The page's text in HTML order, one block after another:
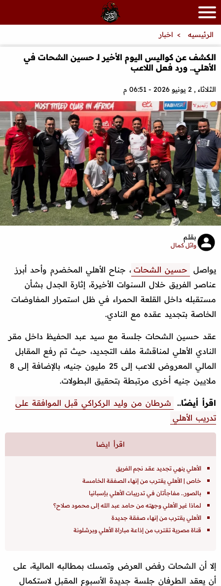
الرئيسيه اخبار
الكشف عن كواليس اليوم الأخير لـ حسين الشحات في
الأهلي.. ورد فعل اللاعب
الثلاثاء , 2 يونيو 2026 - 06:51 م
بقلم
وائل كمال
يواصل حسين الشحات ، جناح الأهلي المخضرم وأحد أبرز
عناصر الفريق خلال السنوات الأخيرة، إثارة الجدل بشأن
مستقبله داخل القلعة الحمراء في ظل استمرار المفاوضات
الخاصة بتجديد عقده مع النادي.
عقد حسين الشحات جلسة مع سيد عبد الحفيظ داخل مقر
النادي الأهلي لمناقشة ملف التجديد، حيث تم رفع المقابل
المالي المعروض للاعب إلى 25 مليون جنيه، بالإضافة إلى 8
ملايين جنيه أخرى مرتبطة بتحقيق البطولات.
اقرأ أيضًا..
شرطان من وليد الركراكي قبل الموافقة على
تدريب الأهلي
الأهلي ينهي تجديد عقد نجم الفريق
خاص | الأهلي يقترب من إنهاء الصفقة الخامسة
بالصور.. مفاجأتان في تدريبات الأهلي بإسبانيا
لماذا غير الأهلي وجهته من حامد عبد الله إلى محمود صلاح؟
الأهلي يقترب من إنهاء صفقة جديدة
قناة مصرية تقترب من إذاعة مباراة الأهلي وبرشلونة
إلا أن الشحات رفض العرض وتمسك بمطالبه المالية، على
أن يعقد الطرفان جلسة جديدة الأسبوع المقبل لاستكمال